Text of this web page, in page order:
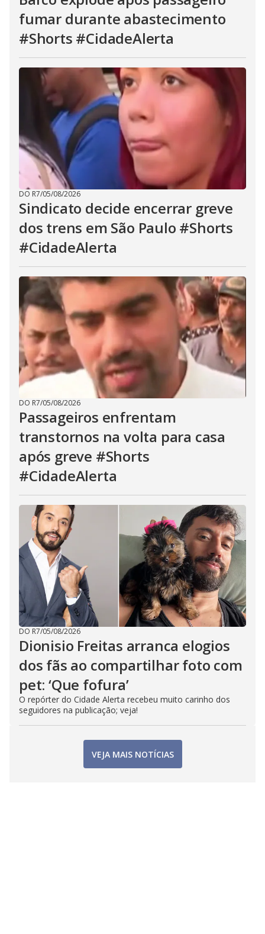
fumar durante abastecimento
#Shorts #CidadeAlerta
DO R7/05/08/2026
Sindicato decide encerrar greve
dos trens em São Paulo #Shorts
#CidadeAlerta
DO R7/05/08/2026
Passageiros enfrentam
transtornos na volta para casa
após greve #Shorts
#CidadeAlerta
DO R7/05/08/2026
Dionisio Freitas arranca elogios
dos fãs ao compartilhar foto com
pet: ‘Que fofura’
O repórter do Cidade Alerta recebeu muito carinho dos
seguidores na publicação; veja!
VEJA MAIS NOTÍCIAS